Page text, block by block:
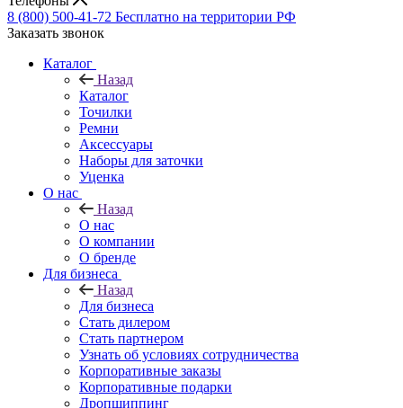
8 (800) 500-41-72 Бесплатно на территории РФ
Заказать звонок
Каталог
Назад
Каталог
Точилки
Ремни
Аксессуары
Наборы для заточки
Уценка
О нас
Назад
О нас
О компании
О бренде
Для бизнеса
Назад
Для бизнеса
Стать дилером
Стать партнером
Узнать об условиях сотрудничества
Корпоративные заказы
Корпоративные подарки
Дропшиппинг